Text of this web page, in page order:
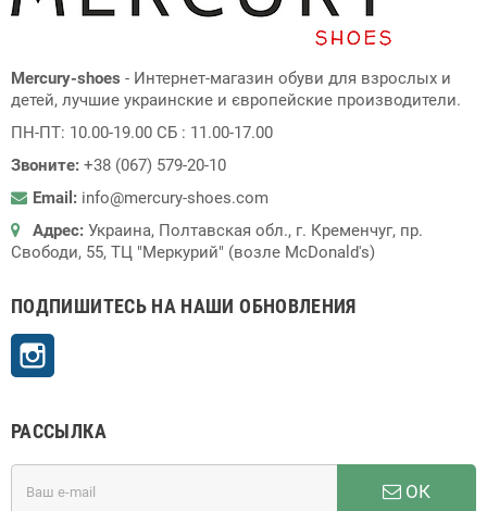
Mercury-shoes - Интернет-магазин обуви для взрослых и
детей, лучшие украинские и європейские производители.
ПН-ПТ: 10.00-19.00 СБ : 11.00-17.00
Звоните: +38 (067) 579-20-10
Email: info@mercury-shoes.com
Адрес: Украина, Полтавская обл., г. Кременчуг, пр.
Свободи, 55, ТЦ "Меркурий" (возле McDonald's)
ПОДПИШИТЕСЬ НА НАШИ ОБНОВЛЕНИЯ
РАССЫЛКА
ОК